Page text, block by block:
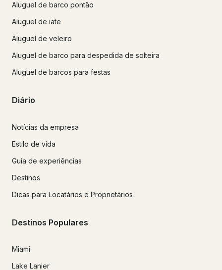
Aluguel de barco pontão
Aluguel de iate
Aluguel de veleiro
Aluguel de barco para despedida de solteira
Aluguel de barcos para festas
Diário
Notícias da empresa
Estilo de vida
Guia de experiências
Destinos
Dicas para Locatários e Proprietários
Destinos Populares
Miami
Lake Lanier